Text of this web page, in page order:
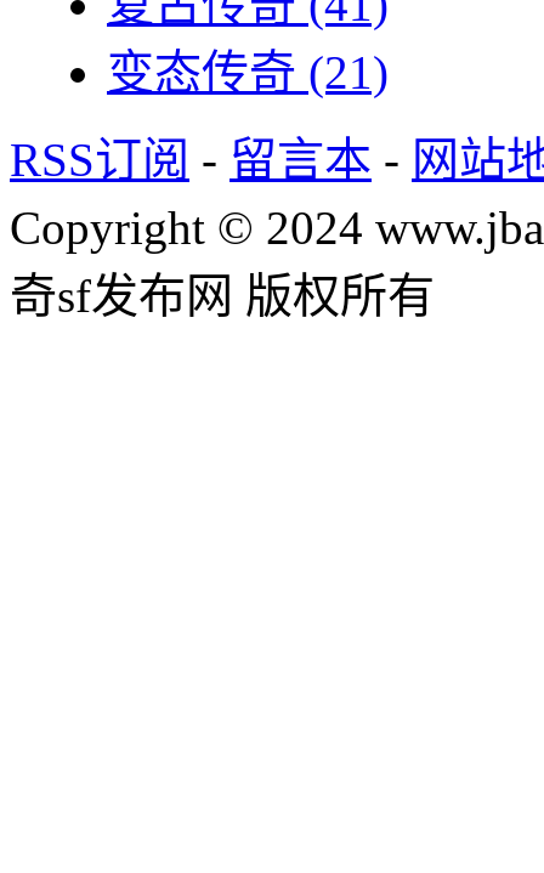
变态传奇 (21)
RSS订阅 - 留言本 - 网站
Copyright © 2024
奇sf发布网 版权所有